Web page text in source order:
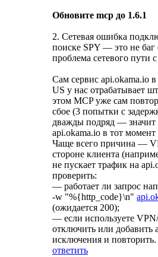
Обновите mcp до 1.6.1
2. Сетевая ошибка
поиске SPY — это не баг
проблема сетевого пути
Сам сервис api.okama.io
US у нас отрабатывает
этом MCP уже сам
сбое (3 попытки с
дважды подряд —
api.okama.io в тот
Чаще всего причина —
стороне клиента
не пускает трафик на
проверить:
— работает ли запрос
-w "%{http_code}\n"
(ожидается 200);
— если используете
отключить или добавить
исключения и повторить.
ответить